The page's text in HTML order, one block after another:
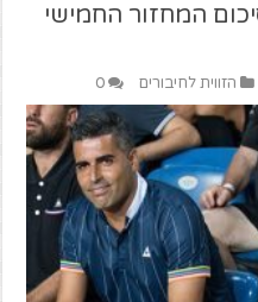
המחזור החמישי
הזווית לחיבורים 0